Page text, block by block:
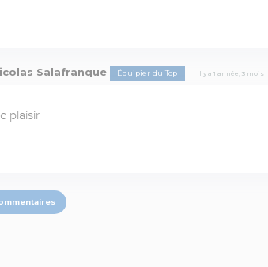
Salafranque Équipier du Top Il y a 1 année, 3 mois
plaisir